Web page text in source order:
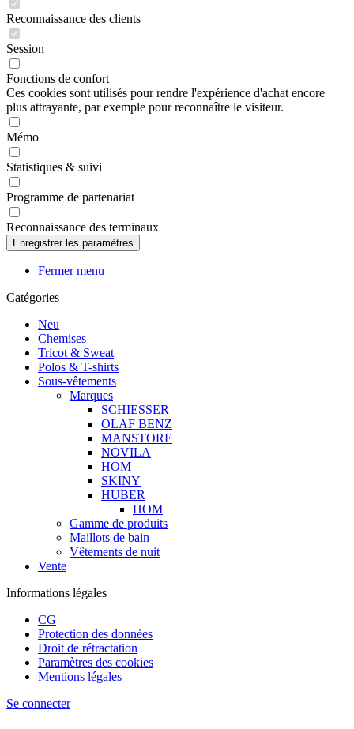
Reconnaissance des clients
Session
Fonctions de confort
Ces cookies sont utilisés pour rendre l'expérience d'achat encore
plus attrayante, par exemple pour reconnaître le visiteur.
Mémo
Statistiques & suivi
Programme de partenariat
Reconnaissance des terminaux
Fermer menu
Catégories
Neu
Chemises
Tricot & Sweat
Polos & T-shirts
Sous-vêtements
Marques
SCHIESSER
OLAF BENZ
MANSTORE
NOVILA
HOM
SKINY
HUBER
HOM
Gamme de produits
Maillots de bain
Vêtements de nuit
Vente
Informations légales
CG
Protection des données
Droit de rétractation
Paramètres des cookies
Mentions légales
Se connecter